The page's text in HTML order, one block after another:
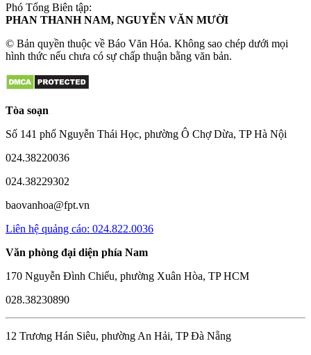
Phó Tổng Biên tập:
PHAN THANH NAM, NGUYỄN VĂN MƯỜI
© Bản quyền thuộc về Báo Văn Hóa. Không sao chép dưới mọi
hình thức nếu chưa có sự chấp thuận bằng văn bản.
Tòa soạn
Số 141 phố Nguyễn Thái Học, phường Ô Chợ Dừa, TP Hà Nội
024.38220036
024.38229302
baovanhoa@fpt.vn
Liên hệ quảng cáo: 024.822.0036
Văn phòng đại diện phía Nam
170 Nguyễn Đình Chiểu, phường Xuân Hòa, TP HCM
028.38230890
12 Trương Hán Siêu, phường An Hải, TP Đà Nẵng